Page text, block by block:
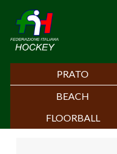
PRATO
BEACH
FLOORBALL